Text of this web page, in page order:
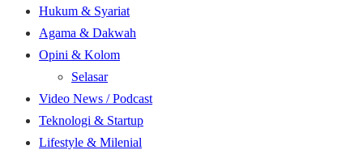
Hukum & Syariat
Agama & Dakwah
Opini & Kolom
Selasar
Video News / Podcast
Teknologi & Startup
Lifestyle & Milenial